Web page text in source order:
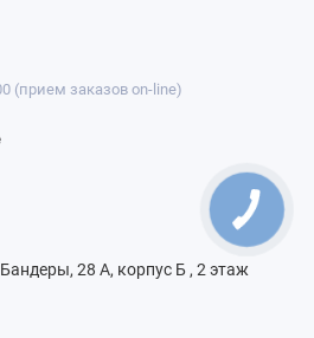
(прием заказов on-line)
28 А, корпус Б , 2 этаж